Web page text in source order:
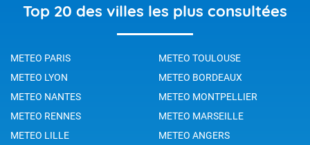
Top 20 des villes les plus consultées
METEO PARIS
METEO TOULOUSE
METEO LYON
METEO BORDEAUX
METEO NANTES
METEO MONTPELLIER
METEO RENNES
METEO MARSEILLE
METEO LILLE
METEO ANGERS